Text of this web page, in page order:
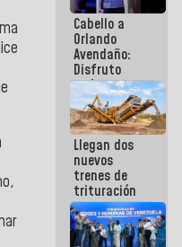
Cabello a
Orlando
Avendaño:
Disfruto
cada vez
que escribes
porque lo
que haces
es
embarrarla
Llegan dos
nuevos
trenes de
trituración
para
optimizar
manejo de